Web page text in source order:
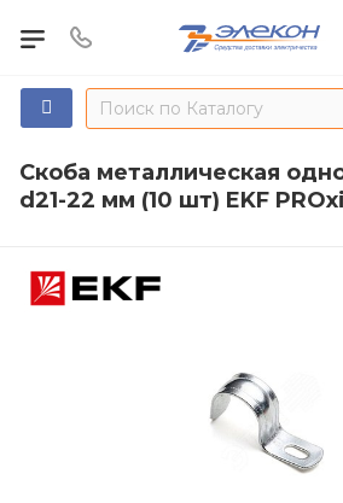
Скоба металлическая
d21-22 мм (10 шт) EKF